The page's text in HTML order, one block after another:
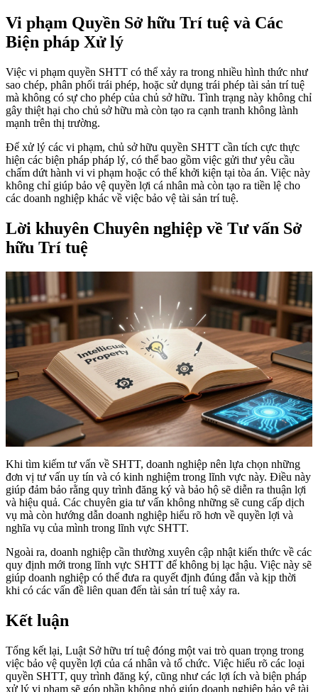
Vi phạm Quyền Sở hữu Trí tuệ và Các
Biện pháp Xử lý
Việc vi phạm quyền SHTT có thể xảy ra trong nhiều hình thức như
sao chép, phân phối trái phép, hoặc sử dụng trái phép tài sản trí tuệ
mà không có sự cho phép của chủ sở hữu. Tình trạng này không chỉ
gây thiệt hại cho chủ sở hữu mà còn tạo ra cạnh tranh không lành
mạnh trên thị trường.
Để xử lý các vi phạm, chủ sở hữu quyền SHTT cần tích cực thực
hiện các biện pháp pháp lý, có thể bao gồm việc gửi thư yêu cầu
chấm dứt hành vi vi phạm hoặc có thể khởi kiện tại tòa án. Việc này
không chỉ giúp bảo vệ quyền lợi cá nhân mà còn tạo ra tiền lệ cho
các doanh nghiệp khác về việc bảo vệ tài sản trí tuệ.
Lời khuyên Chuyên nghiệp về Tư vấn Sở
hữu Trí tuệ
Khi tìm kiếm tư vấn về SHTT, doanh nghiệp nên lựa chọn những
đơn vị tư vấn uy tín và có kinh nghiệm trong lĩnh vực này. Điều này
giúp đảm bảo rằng quy trình đăng ký và bảo hộ sẽ diễn ra thuận lợi
và hiệu quả. Các chuyên gia tư vấn không những sẽ cung cấp dịch
vụ mà còn hướng dẫn doanh nghiệp hiểu rõ hơn về quyền lợi và
nghĩa vụ của mình trong lĩnh vực SHTT.
Ngoài ra, doanh nghiệp cần thường xuyên cập nhật kiến thức về các
quy định mới trong lĩnh vực SHTT để không bị lạc hậu. Việc này sẽ
giúp doanh nghiệp có thể đưa ra quyết định đúng đắn và kịp thời
khi có các vấn đề liên quan đến tài sản trí tuệ xảy ra.
Kết luận
Tổng kết lại, Luật Sở hữu trí tuệ đóng một vai trò quan trọng trong
việc bảo vệ quyền lợi của cá nhân và tổ chức. Việc hiểu rõ các loại
quyền SHTT, quy trình đăng ký, cũng như các lợi ích và biện pháp
xử lý vi phạm sẽ góp phần không nhỏ giúp doanh nghiệp bảo vệ tài